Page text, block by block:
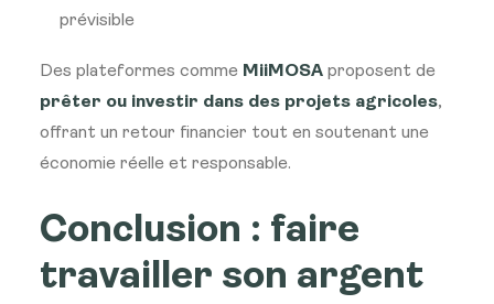
prévisible
Des plateformes comme MiiMOSA proposent de
prêter ou investir dans des projets agricoles,
offrant un retour financier tout en soutenant une
économie réelle et responsable.
Conclusion : faire
travailler son argent